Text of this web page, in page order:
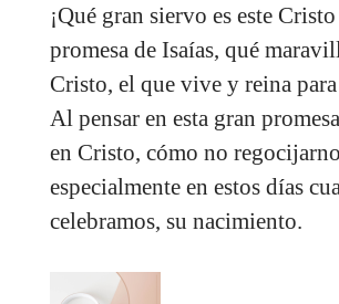
¡Qué gran siervo es este
promesa de Isaías, qué
Cristo, el que vive y reina
Al pensar en esta gran
en Cristo, cómo no
especialmente en estos días
celebramos, su nacimiento.